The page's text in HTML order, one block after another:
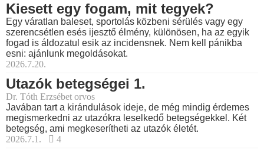
Kiesett egy fogam, mit tegyek?
Egy váratlan baleset, sportolás közbeni sérülés vagy egy
szerencsétlen esés ijesztő élmény, különösen, ha az egyik
fogad is áldozatul esik az incidensnek. Nem kell pánikba
esni: ajánlunk megoldásokat.
2026.7.20.
Utazók betegségei 1.
Dr. Tóth Erzsébet orvos
Javában tart a kirándulások ideje, de még mindig érdemes
megismerkedni az utazókra leselkedő betegségekkel. Két
betegség, ami megkeserítheti az utazók életét.
2026.7.1.
4